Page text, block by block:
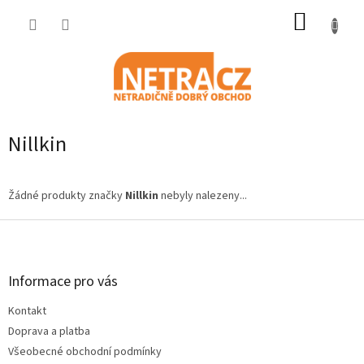
Nillkin
Žádné produkty značky Nillkin nebyly nalezeny...
Z
Informace pro vás
Kontakt
Doprava a platba
Všeobecné obchodní podmínky